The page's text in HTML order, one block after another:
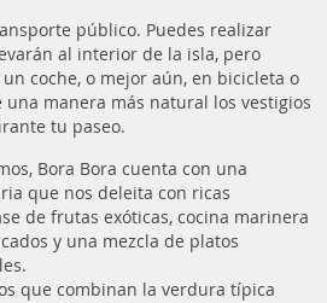
público. Puedes realizar
al interior de la isla, pero
coche, o mejor aún, en bicicleta o
una manera más natural los vestigios
tu paseo.
Bora Bora cuenta con una
que nos deleita con ricas
de frutas exóticas, cocina marinera
y una mezcla de platos
que combinan la verdura típica